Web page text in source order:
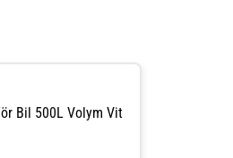
Bil 500L Volym Vit